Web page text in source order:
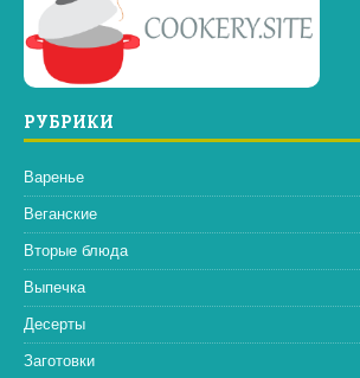
РУБРИКИ
Варенье
Веганские
Вторые блюда
Выпечка
Десерты
Заготовки